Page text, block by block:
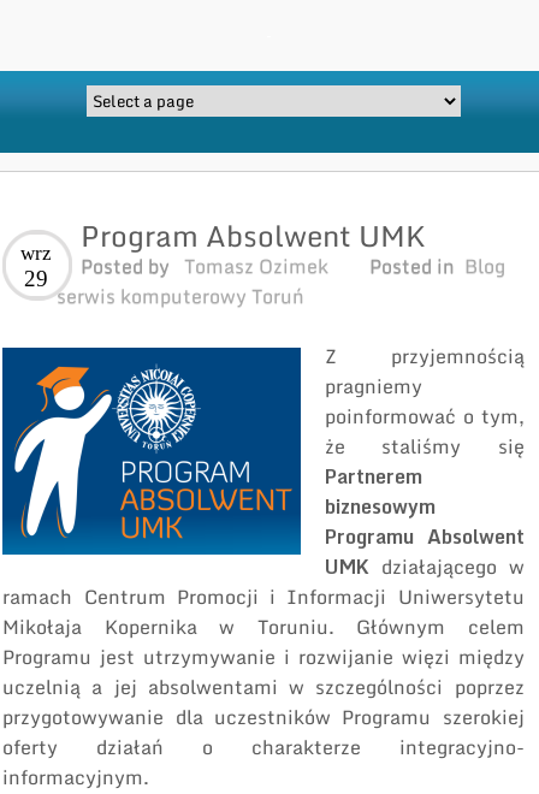
Program Absolwent UMK
wrz
29 Posted by Tomasz Ozimek Posted in Blog
serwis komputerowy Toruń
Z przyjemnością
pragniemy
poinformować o tym,
że staliśmy się
Partnerem
biznesowym
Programu Absolwent
UMK działającego w
ramach Centrum Promocji i Informacji Uniwersytetu
Mikołaja Kopernika w Toruniu. Głównym celem
Programu jest utrzymywanie i rozwijanie więzi między
uczelnią a jej absolwentami w szczególności poprzez
przygotowywanie dla uczestników Programu szerokiej
oferty działań o charakterze integracyjno-
informacyjnym.